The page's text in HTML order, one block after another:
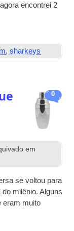
encontrei 2
,sharkeys
0
em
se voltou para
milênio. Alguns
eram muito